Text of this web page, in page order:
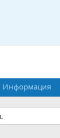
Информация